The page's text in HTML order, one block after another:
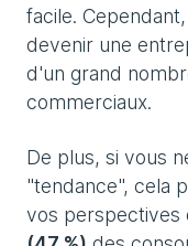
facile.
devenir une
d'un grand
commerciaux.
De plus, si vous
"tendance", cela
vos perspectives